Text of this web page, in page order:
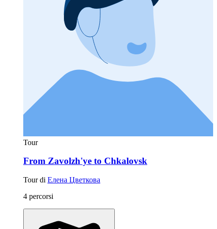
Tour
From Zavolzh'ye to Chkalovsk
Tour di Елена Цветкова
4 percorsi